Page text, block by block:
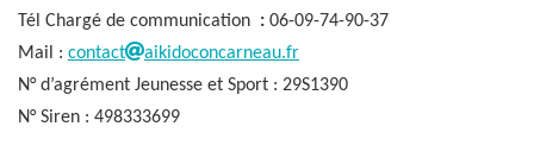
Tél Chargé de communication : 06-09-74-90-37
Mail : contact
aikidoconcarneau.fr
N° d’agrément Jeunesse et Sport : 29S1390
N° Siren : 498333699